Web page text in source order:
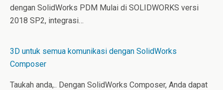
dengan SolidWorks PDM Mulai di SOLIDWORKS versi
2018 SP2, integrasi…
3D untuk semua komunikasi dengan SolidWorks
Composer
Taukah anda,.. Dengan SolidWorks Composer, Anda dapat